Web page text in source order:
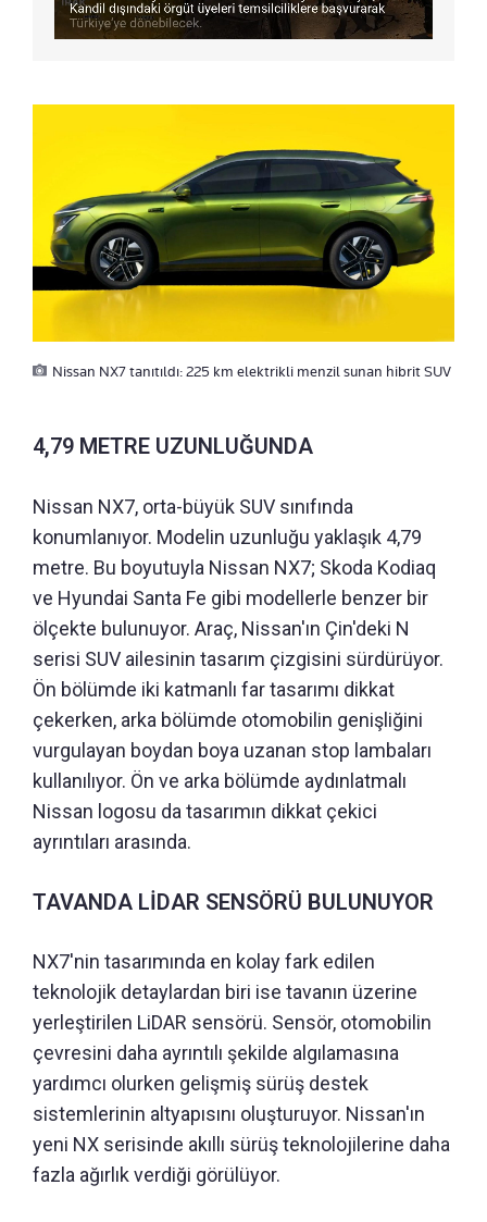
Nissan NX7 tanıtıldı: 225 km elektrikli menzil sunan hibrit SUV
4,79 METRE UZUNLUĞUNDA
Nissan NX7, orta-büyük SUV sınıfında
konumlanıyor. Modelin uzunluğu yaklaşık 4,79
metre. Bu boyutuyla Nissan NX7; Skoda Kodiaq
ve Hyundai Santa Fe gibi modellerle benzer bir
ölçekte bulunuyor. Araç, Nissan'ın Çin'deki N
serisi SUV ailesinin tasarım çizgisini sürdürüyor.
Ön bölümde iki katmanlı far tasarımı dikkat
çekerken, arka bölümde otomobilin genişliğini
vurgulayan boydan boya uzanan stop lambaları
kullanılıyor. Ön ve arka bölümde aydınlatmalı
Nissan logosu da tasarımın dikkat çekici
ayrıntıları arasında.
TAVANDA LİDAR SENSÖRÜ BULUNUYOR
NX7'nin tasarımında en kolay fark edilen
teknolojik detaylardan biri ise tavanın üzerine
yerleştirilen LiDAR sensörü. Sensör, otomobilin
çevresini daha ayrıntılı şekilde algılamasına
yardımcı olurken gelişmiş sürüş destek
sistemlerinin altyapısını oluşturuyor. Nissan'ın
yeni NX serisinde akıllı sürüş teknolojilerine daha
fazla ağırlık verdiği görülüyor.